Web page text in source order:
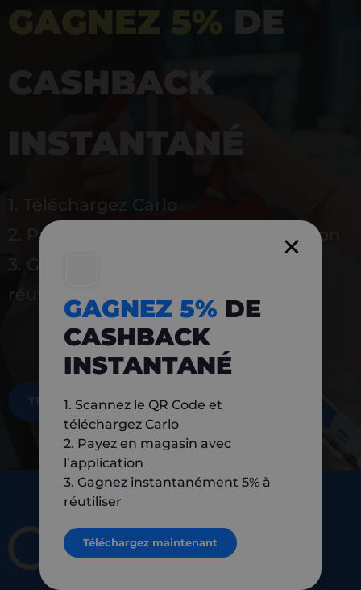
GAGNEZ 5% DE
CASHBACK
INSTANTANÉ
1. Téléchargez Carlo
2. Payez en magasin avec l’application
3. Gagnez instantanément 5 % à
réutiliser
TÉLÉCHARGEZ MAINTENANT
GAGNEZ 5% DE
CASHBACK
INSTANTANÉ
1. Scannez le QR Code et
téléchargez Carlo
2. Payez en magasin avec
l’application
3. Gagnez instantanément 5% à
réutiliser
Téléchargez maintenant